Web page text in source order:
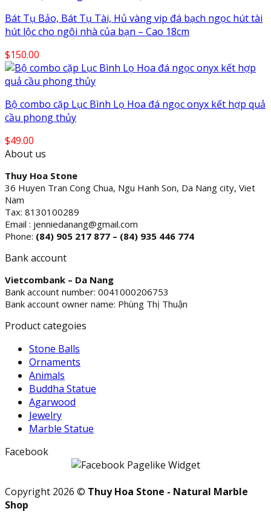
Bát Tụ Bảo, Bát Tụ Tài, Hủ vàng vip đá bạch ngọc hút tài
hút lộc cho ngôi nhà của bạn – Cao 18cm
$150.00
Bộ combo cặp Lục Bình Lọ Hoa đá ngọc onyx kết hợp quả
cầu phong thủy
$49.00
About us
Thuy Hoa Stone
36 Huyen Tran Cong Chua, Ngu Hanh Son, Da Nang city, Viet
Nam
Tax: 8130100289
Email : jenniedanang@gmail.com
Phone: (84) 905 217 877 – (84) 935 446 774
Bank account
Vietcombank – Da Nang
Bank account number: 0041000206753
Bank account owner name: Phùng Thị Thuận
Product categoies
Stone Balls
Ornaments
Animals
Buddha Statue
Agarwood
Jewelry
Marble Statue
Facebook
Copyright 2026 © Thuy Hoa Stone - Natural Marble
Shop